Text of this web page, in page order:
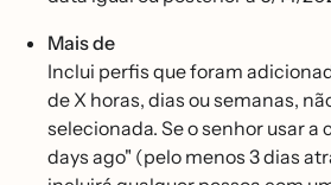
Mais de
Inclui perfis que foram
de X horas, dias ou semanas,
selecionada. Se o senhor usar a
days ago" (pelo menos 3 dias